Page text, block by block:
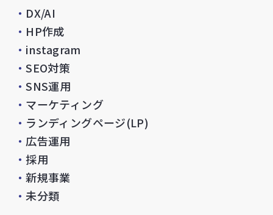
・ DX/AI
・ HP作成
・ instagram
・SEO対策
・SNS運用
・ マーケティング
・ ランディングページ(LP)
・広告運用
・採用
・新規事業
・未分類